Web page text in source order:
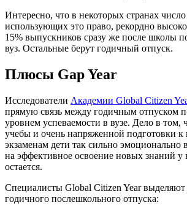
Интересно, что в некоторых странах
использующих это право, рекордно
15% выпускников сразу же после школы
вуз. Остальные берут годичный отпуск.
Плюсы Gap Year
Исследователи Академии Global Citizen
прямую связь между годичным отпуском
уровнем успеваемости в вузе. Дело в том,
учебы и очень напряженной подготовки
экзаменам дети так сильно эмоционально
на эффективное освоение новых знаний у
остается.
Специалисты Global Citizen Year
годичного послешкольного отпуска: